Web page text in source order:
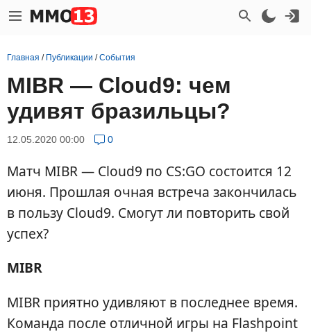
Главная / Публикации /События
MIBR — Cloud9: чем
удивят бразильцы?
12.05.2020 00:00 0
Матч MIBR — Cloud9 по CS:GO состоится 12
июня. Прошлая очная встреча закончилась
в пользу Cloud9. Смогут ли повторить свой
успех?
MIBR
MIBR приятно удивляют в последнее время.
Команда после отличной игры на Flashpoint